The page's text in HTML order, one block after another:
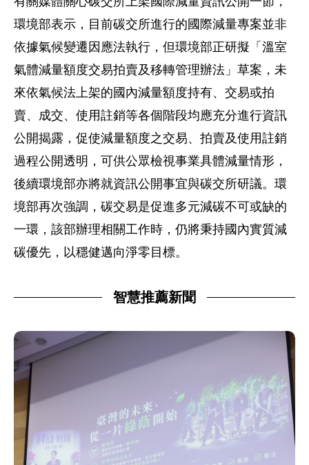
環境部表示，目前碳交所進行的國際減量專案並非
依據氣候變遷因應法執行，但環境部正研擬「溫室
氣體減量額度交易拍賣及移轉管理辦法」草案，未
來依氣候法上架的國內減量額度持有、交易或拍
賣、成交、使用註銷等各個階段均應充分進行資訊
公開揭露，促使減量額度之交易、拍賣及使用註銷
過程公開透明，可供公眾檢視事業具體減量情形，
後續環境部亦將就資訊公開事宜與碳交所研議。環
境部再次強調，碳交易是促進多元減碳不可或缺的
一環，該部辦理相關工作時，仍將秉持國內實質減
碳優先，以穩健邁向淨零目標。
智慧推薦新聞